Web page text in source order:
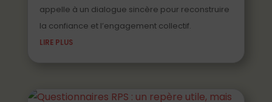
appelle à un dialogue sincère pour reconstruire
la confiance et l’engagement collectif.
LIRE PLUS